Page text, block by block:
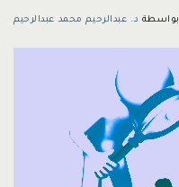
بواسطة د. عبدالرحيم محمد عبدالرحيم